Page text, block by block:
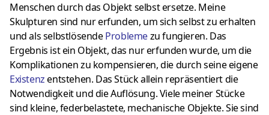
Menschen durch das Objekt selbst ersetze. Meine
Skulpturen sind nur erfunden, um sich selbst zu erhalten
und als selbstlösendeProblemezu fungieren. Das
Ergebnis ist ein Objekt, das nur erfunden wurde, um die
Komplikationen zu kompensieren, die durch seine eigene
Existenz entstehen. Das Stück allein repräsentiert die
Notwendigkeit und die Auflösung. Viele meiner Stücke
sind kleine, federbelastete, mechanische Objekte.Sie sind